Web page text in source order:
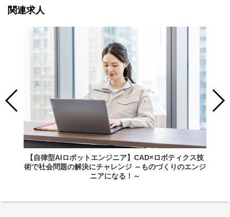
関連求人
【自律型AIロボットエンジニア】CAD×ロボティクス技
術で社会問題の解決にチャレンジ ～ものづくりのエンジ
ニアになる！～